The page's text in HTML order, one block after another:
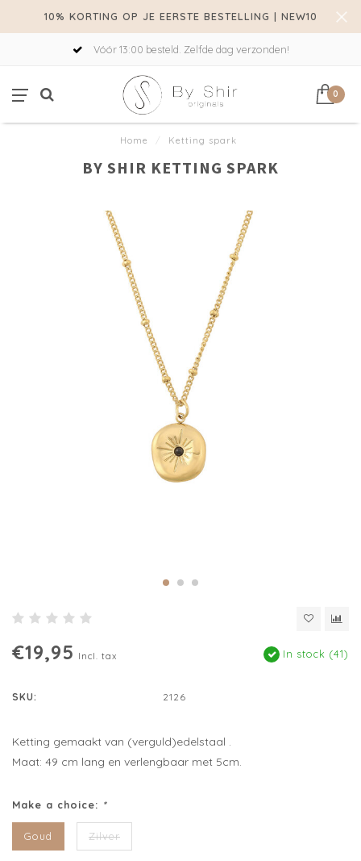
10% KORTING OP JE EERSTE BESTELLING | NEW10
Vóór 13:00 besteld. Zelfde dag verzonden!
0
Home / Ketting spark
BY SHIR KETTING SPARK
€19,95 Incl. tax In stock (41)
SKU: 2126
Ketting gemaakt van (verguld)edelstaal .
Maat: 49 cm lang en verlengbaar met 5cm.
Make a choice: *
Goud Zilver